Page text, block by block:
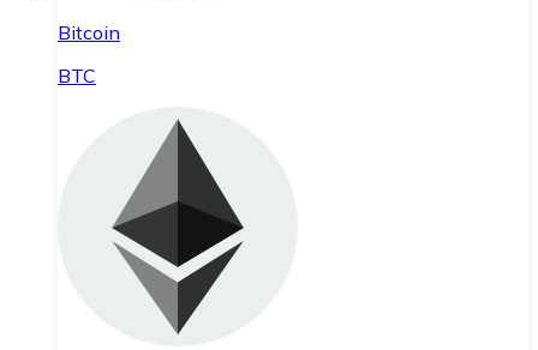
Bitcoin
BTC